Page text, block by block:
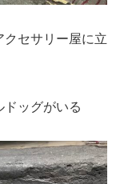
クセサリー屋に立
ドッグがいる